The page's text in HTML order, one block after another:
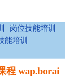
岗位技能培训
能培训
程 wap.borai